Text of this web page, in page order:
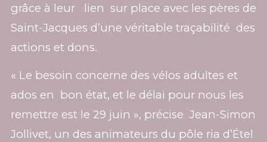
grâce à leur lien sur place avec les pères de
Saint-Jacques d’une véritable traçabilité des
actions et dons.
« Le besoin concerne des vélos adultes et
ados en bon état, et le délai pour nous les
remettre est le 29 juin », précise Jean-Simon
Jollivet, un des animateurs du pôle ria d’Étel